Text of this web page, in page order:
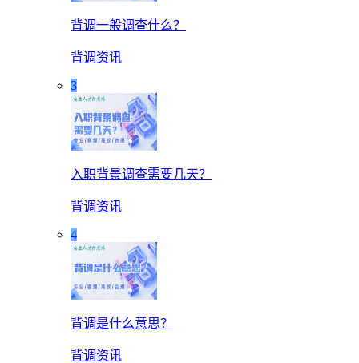
背调一般调查什么？
背调资讯
3
入职背景调查需要几天？
背调资讯
4
背调是什么意思？
背调资讯